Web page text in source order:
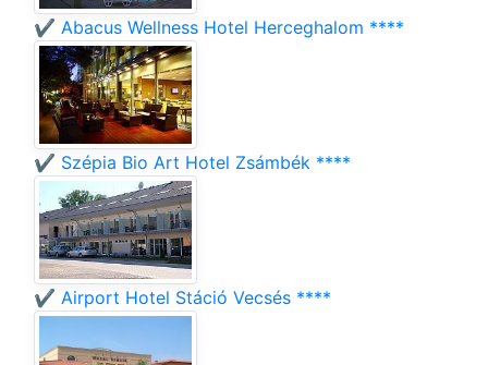
✔️ Abacus Wellness Hotel Herceghalom ****
✔️ Szépia Bio Art Hotel Zsámbék ****
✔️ Airport Hotel Stáció Vecsés ****